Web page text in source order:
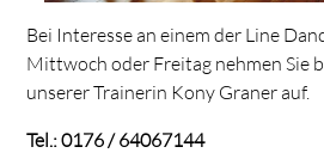
Bei Interesse an einem der Line
Mittwoch oder Freitag nehmen Sie
unserer Trainerin Kony Graner auf.
Tel.: 0176 / 64067144